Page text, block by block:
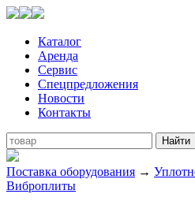
Каталог
Аренда
Сервис
Спецпредложения
Новости
Контакты
Поставка оборудования →
Виброплиты